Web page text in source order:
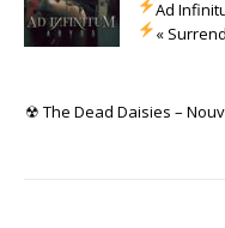
Ad
«
☢ The Dead Daisies –